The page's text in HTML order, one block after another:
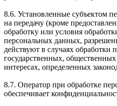
8.6. Установленные субъектом
на передачу (кроме
обработку или условия
персональных данных,
действуют в случаях обработки
государственных,
интересах, определенных
8.7. Оператор при обработке
обеспечивает